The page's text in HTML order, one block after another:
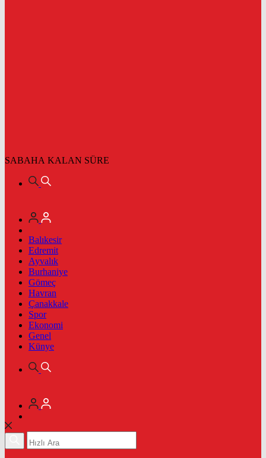
SABAHA KALAN SÜRE
Balıkesir
Edremit
Ayvalık
Burhaniye
Gömeç
Havran
Çanakkale
Spor
Ekonomi
Genel
Künye